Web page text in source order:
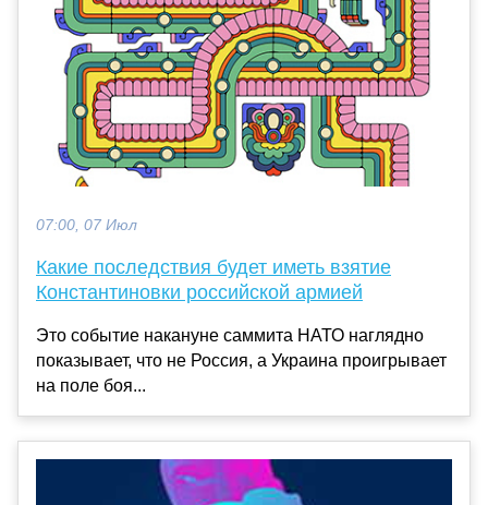
07:00, 07 Июл
Какие последствия будет иметь взятие
Константиновки российской армией
Это событие накануне саммита НАТО наглядно
показывает, что не Россия, а Украина проигрывает
на поле боя...